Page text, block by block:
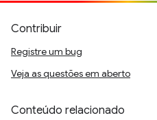
Contribuir
Registre um bug
Veja as questões em aberto
Conteúdo relacionado